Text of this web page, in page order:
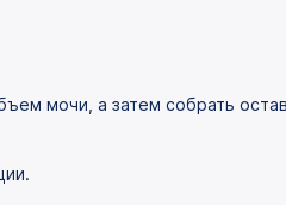
мочи, а затем собрать